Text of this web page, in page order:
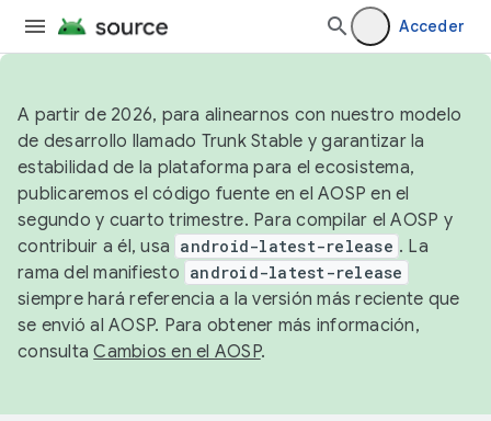
Acceder
A partir de 2026, para alinearnos con nuestro modelo
de desarrollo llamado Trunk Stable y garantizar la
estabilidad de la plataforma para el ecosistema,
publicaremos el código fuente en el AOSP en el
segundo y cuarto trimestre. Para compilar el AOSP y
contribuir a él, usa android-latest-release . La
rama del manifiesto android-latest-release
siempre hará referencia a la versión más reciente que
se envió al AOSP. Para obtener más información,
consultaCambios en el AOSP.